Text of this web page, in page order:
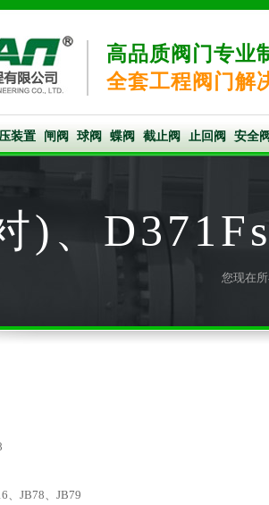
高品质阀门专业
全套工程阀门解
装置 闸阀 球阀 蝶阀 截止阀 止回阀 安全阀
)、
您现在所
、JB78、JB79